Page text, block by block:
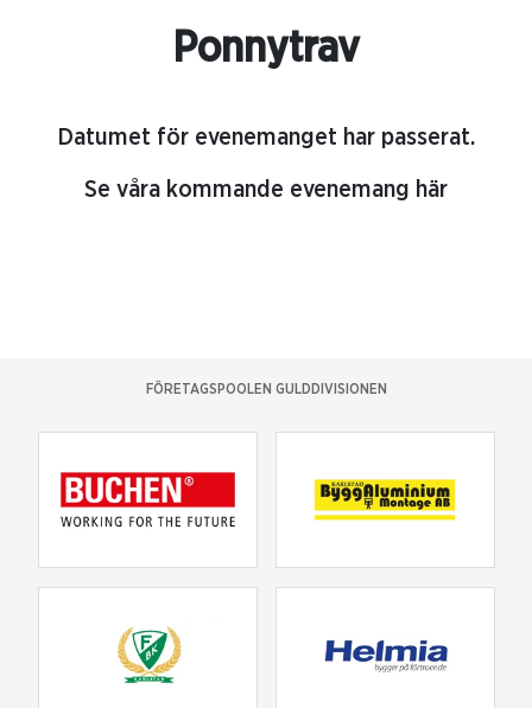
Ponnytrav
Datumet för evenemanget har passerat.
Se våra kommande evenemang här
FÖRETAGSPOOLEN GULDDIVISIONEN